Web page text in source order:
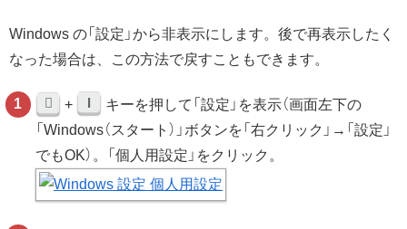
Windows の「設定」から非表示にします。後で再表示したく
なった場合は、この方法で戻すこともできます。
+ I
キーを押して「設定」を表示（画面左下の
「Windows（スタート）」ボタンを「右クリック」→「設定」
でもOK）。「個人用設定」をクリック。